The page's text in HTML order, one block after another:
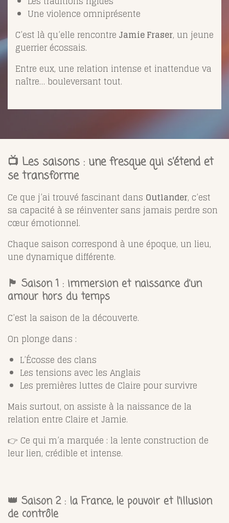
Une violence omniprésente
C’est là qu’elle rencontre Jamie Fraser, un jeune
guerrier écossais.
Entre eux, une relation intense et inattendue va
naître… bouleversant tout.
📺 Les saisons : une fresque qui s’étend et
se transforme
Ce que j’ai trouvé fascinant dans Outlander, c’est
sa capacité à se réinventer sans jamais perdre son
cœur émotionnel.
Chaque saison correspond à une époque, un lieu,
une dynamique différente.
🏴 Saison 1 : immersion et naissance d’un
amour hors du temps
C’est la saison de la découverte.
On plonge dans :
L’Écosse des clans
Les tensions avec les Anglais
Les premières luttes de Claire pour survivre
Mais surtout, on assiste à la naissance de la
relation entre Claire et Jamie.
👉 Ce qui m’a marquée : la lente construction de
leur lien, crédible et intense.
👑 Saison 2 : la France, le pouvoir et l’illusion
de contrôle